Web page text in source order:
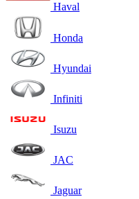
Haval
Honda
Hyundai
Infiniti
Isuzu
JAC
Jaguar